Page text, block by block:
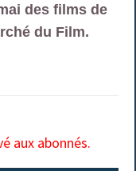
des films de
du Film.
aux abonnés.